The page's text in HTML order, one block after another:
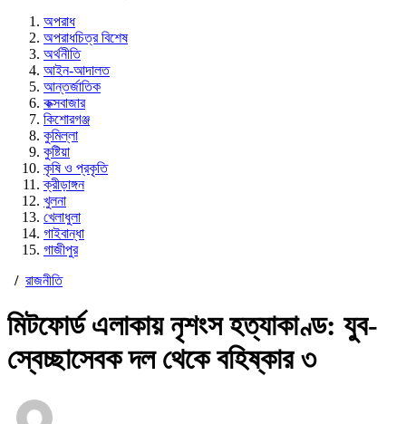
অপরাধ
অপরাধচিত্র বিশেষ
অর্থনীতি
আইন-আদালত
আন্তর্জাতিক
কক্সবাজার
কিশোরগঞ্জ
কুমিল্লা
কুষ্টিয়া
কৃষি ও প্রকৃতি
ক্রীড়াঙ্গন
খুলনা
খেলাধুলা
গাইবান্ধা
গাজীপুর
/ রাজনীতি
মিটফোর্ড এলাকায় নৃশংস হত্যাকাণ্ড: যুব-
স্বেচ্ছাসেবক দল থেকে বহিষ্কার ৩